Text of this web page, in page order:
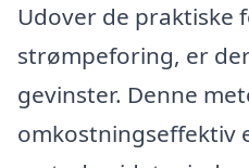
Udover de praktiske
strømpeforing, er
gevinster. Denne
omkostningseffektiv